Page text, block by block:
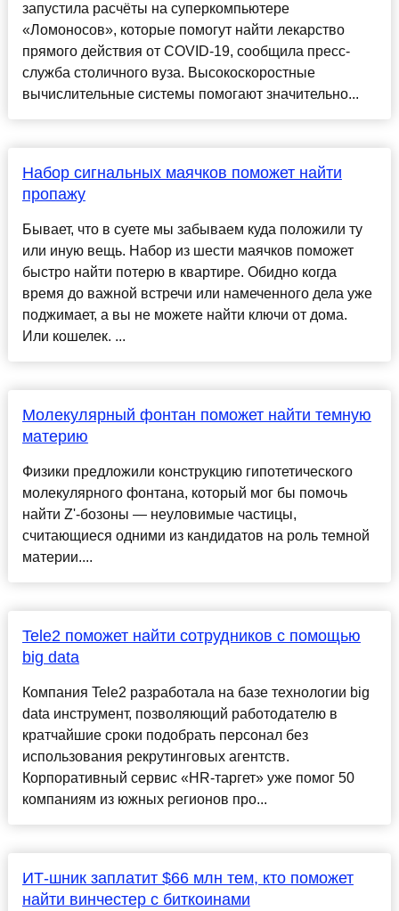
запустила расчёты на суперкомпьютере
«Ломоносов», которые помогут найти лекарство
прямого действия от COVID-19, сообщила пресс-
служба столичного вуза. Высокоскоростные
вычислительные системы помогают значительно...
Набор сигнальных маячков поможет найти
пропажу
Бывает, что в суете мы забываем куда положили ту
или иную вещь. Набор из шести маячков поможет
быстро найти потерю в квартире. Обидно когда
время до важной встречи или намеченного дела уже
поджимает, а вы не можете найти ключи от дома.
Или кошелек. ...
Молекулярный фонтан поможет найти темную
материю
Физики предложили конструкцию гипотетического
молекулярного фонтана, который мог бы помочь
найти Z'-бозоны — неуловимые частицы,
считающиеся одними из кандидатов на роль темной
материи....
Tele2 поможет найти сотрудников с помощью
big data
Компания Tele2 разработала на базе технологии big
data инструмент, позволяющий работодателю в
кратчайшие сроки подобрать персонал без
использования рекрутинговых агентств.
Корпоративный сервис «HR-таргет» уже помог 50
компаниям из южных регионов про...
ИТ-шник заплатит $66 млн тем, кто поможет
найти винчестер с биткоинами